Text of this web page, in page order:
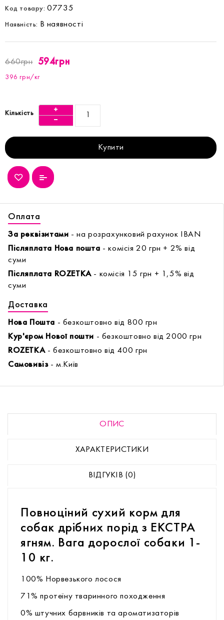
Код товару:07735
Наявність: В наявності
660грн 594грн
396 грн/кг
Кількість
Купити
Оплата
За реквізитами - на розрахунковий рахунок IBAN
Післяплата Нова пошта - комісія 20 грн + 2% від
суми
Післяплата ROZETKA- комісія 15 грн + 1,5% від
суми
Доставка
Нова Пошта - безкоштовно від 800 грн
Кур'єром Нової пошти - безкоштовно від 2000 грн
ROZETKA- безкоштовно від 400 грн
Самовивіз- м.Київ
ОПИС
ХАРАКТЕРИСТИКИ
ВІДГУКІВ (0)
Повноціний сухий корм для
собак дрібних порід з ЕКСТРА
ягням. Вага дорослої собаки 1-
10 кг.
100% Норвезького лосося
71% протеїну тваринного походження
0% штучних барвників та ароматизаторів